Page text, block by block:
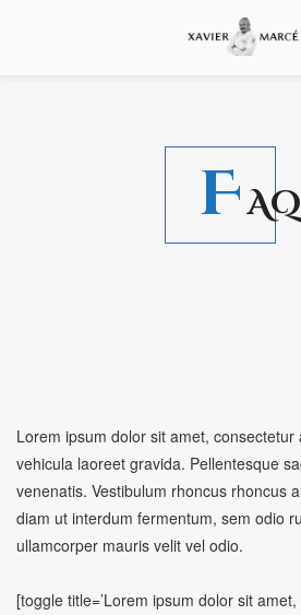
F
Lorem ipsum dolor sit amet, consectetur
vehicula laoreet gravida. Pellentesque
venenatis. Vestibulum rhoncus rhoncus
diam ut interdum fermentum, sem odio
ullamcorper mauris velit vel odio.
[toggle title=’Lorem ipsum dolor sit